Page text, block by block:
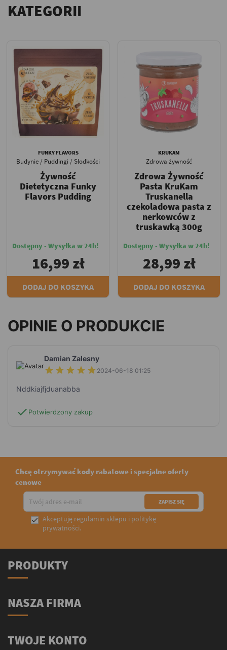
KATEGORII
FUNKY FLAVORS
Budynie / Puddingi / Słodkości
Żywność
Dietetyczna Funky
Flavors Pudding
Dostępny - Wysyłka w 24h!
16,99 zł
DODAJ DO KOSZYKA
KRUKAM
Zdrowa żywność
Zdrowa Żywność
Pasta KruKam
Truskanella
czekoladowa pasta z
nerkowców z
truskawką 300g
Dostępny - Wysyłka w 24h!
28,99 zł
DODAJ DO KOSZYKA
OPINIE O PRODUKCIE
Damian Zalesny
2024-06-18 01:25
Nddkiajfjduanabba
check Potwierdzony zakup
Chcę otrzymywać kody rabatowe i specjalne oferty
cenowe
 Akceptuję regulamin sklepu i politykę
prywatności.
PRODUKTY
NASZA FIRMA
TWOJE KONTO